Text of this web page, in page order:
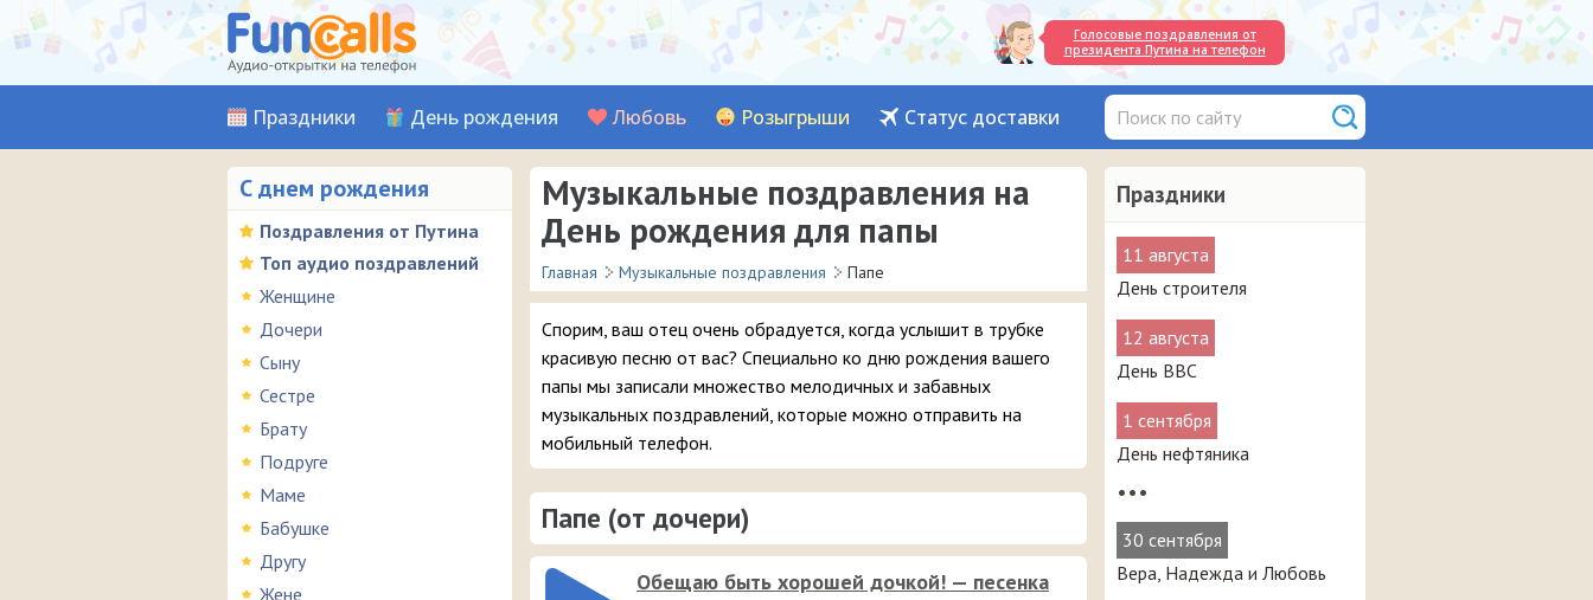
Голосовые поздравления от
президента Путина на телефон
Праздники День рождения Любовь Розыгрыши Статус доставки
С днем рождения
Поздравления от Путина
Топ аудио поздравлений
Женщине
Дочери
Сыну
Сестре
Брату
Подруге
Маме
Бабушке
Другу
Жене
Праздники
11 августа
День строителя
12 августа
День ВВС
1 сентября
День нефтяника
•••
30 сентября
Вера, Надежда и Любовь
Музыкальные поздравления на
День рождения для папы
Главная Музыкальные поздравления Папе
Спорим, ваш отец очень обрадуется, когда услышит в трубке
красивую песню от вас? Специально ко дню рождения вашего
папы мы записали множество мелодичных и забавных
музыкальных поздравлений, которые можно отправить на
мобильный телефон.
Папе (от дочери)
Обещаю быть хорошей дочкой! — песенка